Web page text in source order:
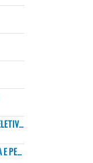
CONCURSOS E PROCESSOS SELETIVOS
MEIO AMBIENTE, AGRICULTURA E PESCA